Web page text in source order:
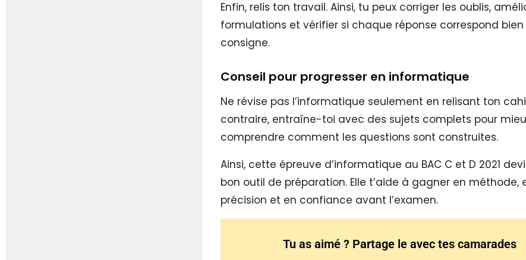
Enfin, relis ton travail. Ainsi, tu peux corriger les oublis,
formulations et vérifier si chaque réponse correspond
consigne.
Conseil pour progresser en informatique
Ne révise pas l’informatique seulement en relisant ton
contraire, entraîne-toi avec des sujets complets pour
comprendre comment les questions sont construites.
Ainsi, cette épreuve d’informatique au BAC C et D 2021
bon outil de préparation. Elle t’aide à gagner en méthode,
précision et en confiance avant l’examen.
Tu as aimé ? Partage le avec tes camarades